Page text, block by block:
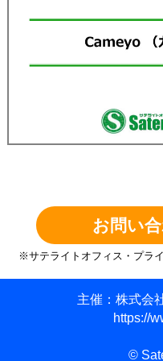
お問い
※サテライトオフィス・プラ
主催：株式会
https://
©